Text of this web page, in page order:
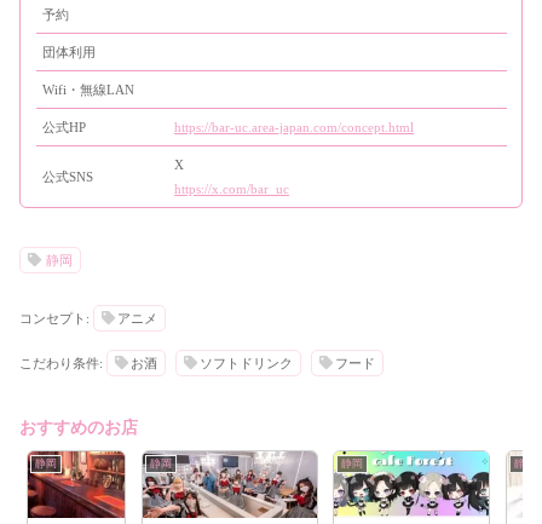
予約
団体利用
Wifi・無線LAN
公式HP https://bar-uc.area-japan.com/concept.html
公式SNS
X
https://x.com/bar_uc
静岡
コンセプト: アニメ
こだわり条件: お酒 ソフトドリンク フード
おすすめのお店
静岡 静岡 静岡 静岡